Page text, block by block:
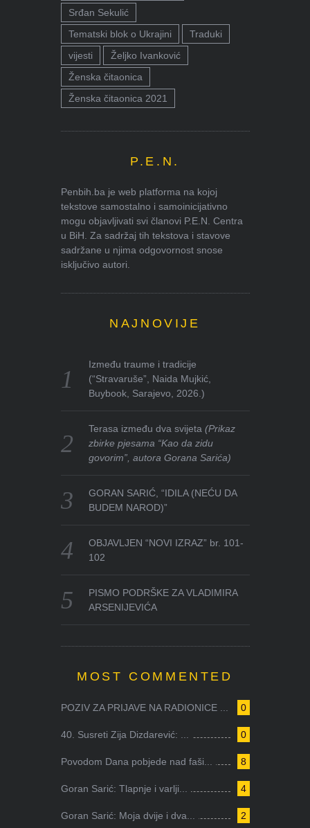
Srđan Sekulić
Tematski blok o Ukrajini
Traduki
vijesti
Željko Ivanković
Ženska čitaonica
Ženska čitaonica 2021
P.E.N.
Penbih.ba je web platforma na kojoj
tekstove samostalno i samoinicijativno
mogu objavljivati svi članovi P.E.N. Centra
u BiH. Za sadržaj tih tekstova i stavove
sadržane u njima odgovornost snose
isključivo autori.
NAJNOVIJE
Između traume i tradicije
(“Stravaruše”, Naida Mujkić,
Buybook, Sarajevo, 2026.)
Terasa između dva svijeta(Prikaz
zbirke pjesama “Kao da zidu
govorim”, autora Gorana Sarića)
GORAN SARIĆ, “IDILA (NEĆU DA
BUDEM NAROD)”
OBJAVLJEN “NOVI IZRAZ” br. 101-
102
PISMO PODRŠKE ZA VLADIMIRA
ARSENIJEVIĆA
MOST COMMENTED
0
POZIV ZA PRIJAVE NA RADIONICE ...
0
40. Susreti Zija Dizdarević: ...
8
Povodom Dana pobjede nad faši...
4
Goran Sarić: Tlapnje i varlji...
2
Goran Sarić: Moja dvije i dva...